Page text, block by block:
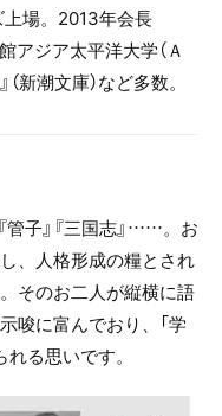
場。2013年会長
アジア太平洋大学（Ａ
（新潮文庫）など多数。
『管子』『三国志』……。お
、人格形成の糧とされ
そのお二人が縦横に語
唆に富んでおり、「学
る思いです。